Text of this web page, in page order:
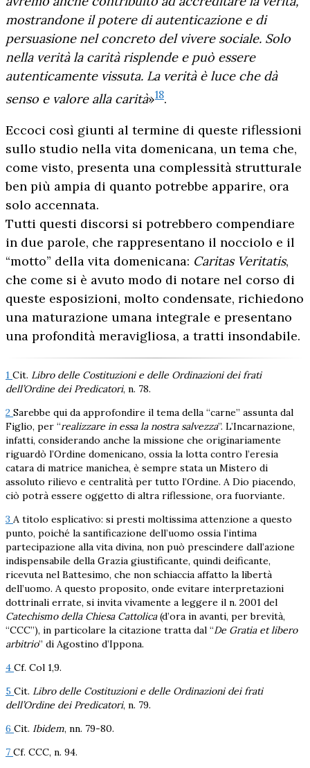
mostrandone il potere di autenticazione e di
persuasione nel concreto del vivere sociale. Solo
nella verità la carità risplende e può essere
autenticamente vissuta. La verità è luce che dà
senso e valore alla carità»18.
Eccoci così giunti al termine di queste riflessioni
sullo studio nella vita domenicana, un tema che,
come visto, presenta una complessità strutturale
ben più ampia di quanto potrebbe apparire, ora
solo accennata.
Tutti questi discorsi si potrebbero compendiare
in due parole, che rappresentano il nocciolo e il
“motto” della vita domenicana: Caritas Veritatis,
che come si è avuto modo di notare nel corso di
queste esposizioni, molto condensate, richiedono
una maturazione umana integrale e presentano
una profondità meravigliosa, a tratti insondabile.
1 Cit. Libro delle Costituzioni e delle Ordinazioni dei frati
dell’Ordine dei Predicatori, n. 78.
2 Sarebbe qui da approfondire il tema della “carne” assunta dal
Figlio, per “realizzare in essa la nostra salvezza”. L’Incarnazione,
infatti, considerando anche la missione che originariamente
riguardò l’Ordine domenicano, ossia la lotta contro l’eresia
catara di matrice manichea, è sempre stata un Mistero di
assoluto rilievo e centralità per tutto l’Ordine. A Dio piacendo,
ciò potrà essere oggetto di altra riflessione, ora fuorviante.
3 A titolo esplicativo: si presti moltissima attenzione a questo
punto, poiché la santificazione dell’uomo ossia l’intima
partecipazione alla vita divina, non può prescindere dall’azione
indispensabile della Grazia giustificante, quindi deificante,
ricevuta nel Battesimo, che non schiaccia affatto la libertà
dell’uomo. A questo proposito, onde evitare interpretazioni
dottrinali errate, si invita vivamente a leggere il n. 2001 del
Catechismo della Chiesa Cattolica(d’ora in avanti, per brevità,
“CCC”), in particolare la citazione tratta dal “De Gratia et libero
arbitrio” di Agostino d’Ippona.
4 Cf. Col 1,9.
5 Cit. Libro delle Costituzioni e delle Ordinazioni dei frati
dell’Ordine dei Predicatori, n. 79.
6 Cit. Ibidem, nn. 79-80.
7 Cf. CCC, n. 94.